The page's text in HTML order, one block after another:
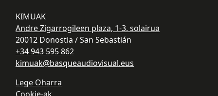
KIMUAK
Andre Zigarrogileen plaza, 1-3. solairua
20012 Donostia / San Sebastián
+34 943 595 862
kimuak@basqueaudiovisual.eus
Lege Oharra